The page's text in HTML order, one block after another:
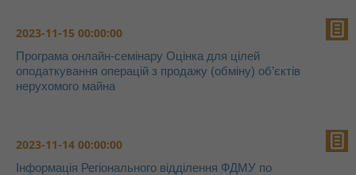
2023-11-15 00:00:00
Програма онлайн-семінару Оцінка для цілей
оподаткування операцій з продажу (обміну) об’єктів
нерухомого майна
2023-11-14 00:00:00
Інформація Регіонального відділення ФДМУ по